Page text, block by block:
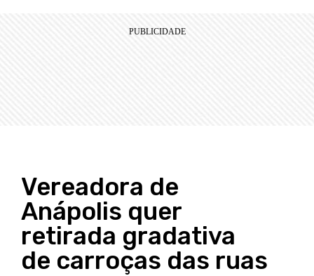
Vereadora de
Anápolis quer
retirada gradativa
de carroças das ruas